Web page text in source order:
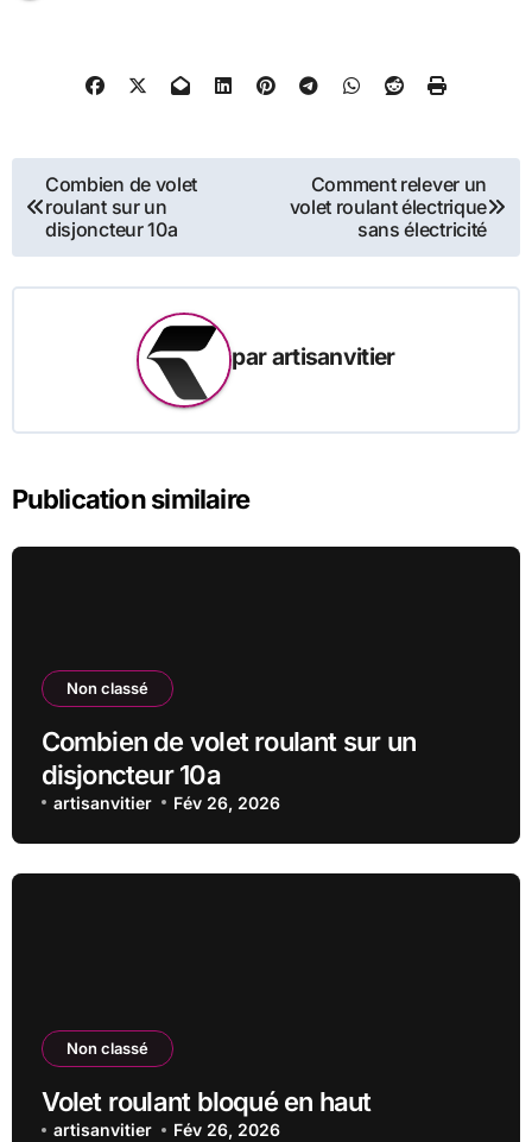
Navigation
de
l’article
Combien de volet
roulant sur un
disjoncteur 10a
Comment relever un
volet roulant électrique
sans électricité
parartisanvitier
Publication similaire
Non classé
Combien de volet roulant sur un
disjoncteur 10a
artisanvitier Fév 26, 2026
Non classé
Volet roulant bloqué en haut
artisanvitier Fév 26, 2026